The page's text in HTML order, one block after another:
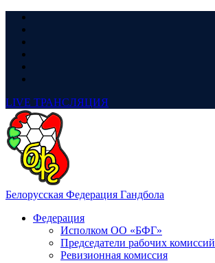
LIVE ТРАНСЛЯЦИЯ
Белорусская Федерация Гандбола
Федерация
Исполком ОО «БФГ»
Председатели рабочих комиссий
Ревизионная комиссия